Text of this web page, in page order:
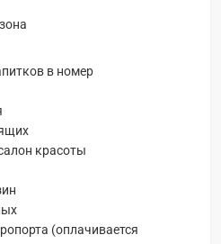
в номер
красоты
(оплачивается